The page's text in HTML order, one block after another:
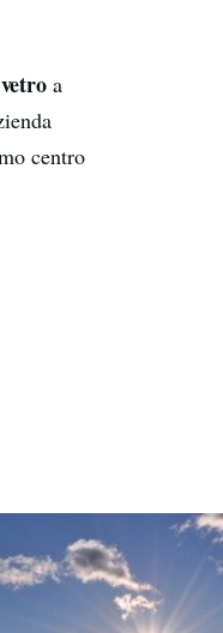
a
centro